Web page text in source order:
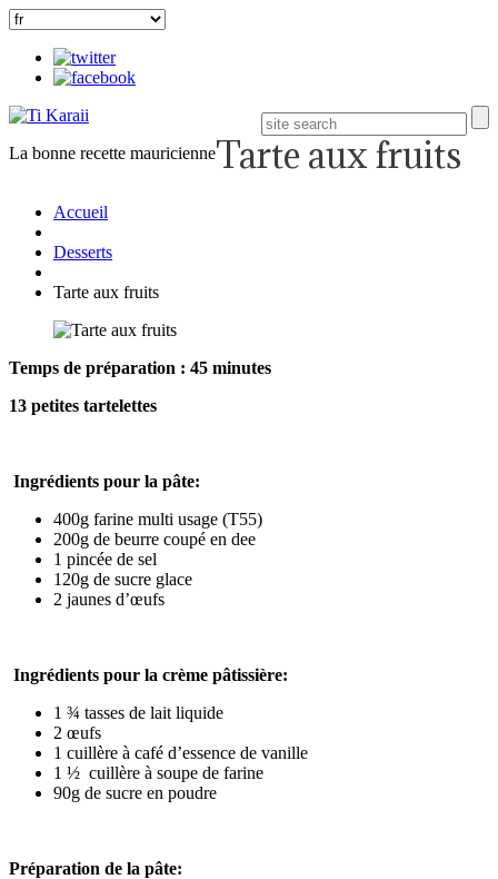
La bonne recette mauricienneTarte aux fruits
Accueil
Desserts
Tarte aux fruits
Temps de préparation : 45 minutes
13 petites tartelettes
Ingrédients pour la pâte:
400g farine multi usage (T55)
200g de beurre coupé en dee
1 pincée de sel
120g de sucre glace
2 jaunes d’œufs
Ingrédients pour la crème pâtissière:
1 ¾ tasses de lait liquide
2 œufs
1 cuillère à café d’essence de vanille
1 ½ cuillère à soupe de farine
90g de sucre en poudre
Préparation de la pâte: